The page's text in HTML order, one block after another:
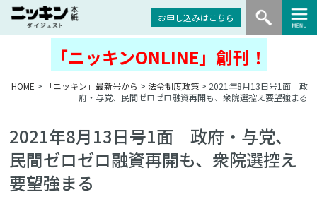
お申し込みはこちら
「ニッキンONLINE」創刊！
HOME > 「ニッキン」最新号から > 法令制度政策> 2021年8月13日号1面 政
府・与党、民間ゼロゼロ融資再開も、衆院選控え要望強まる
2021年8月13日号1面 政府・与党、
民間ゼロゼロ融資再開も、衆院選控え
要望強まる